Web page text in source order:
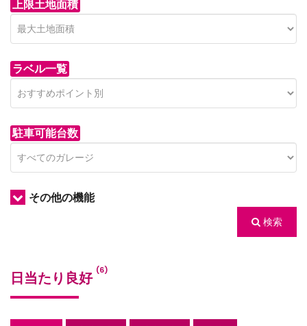
上限土地面積
ラベル一覧
駐車可能台数
その他の機能
検索
日当たり良好 (6)
top-